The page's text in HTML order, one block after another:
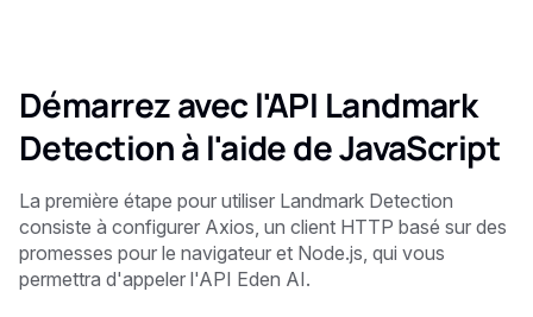
Démarrez avec l'API Landmark
Detection à l'aide de JavaScript
La première étape pour utiliser Landmark Detection
consiste à configurer Axios, un client HTTP basé sur des
promesses pour le navigateur et Node.js, qui vous
permettra d'appeler l'API Eden AI.